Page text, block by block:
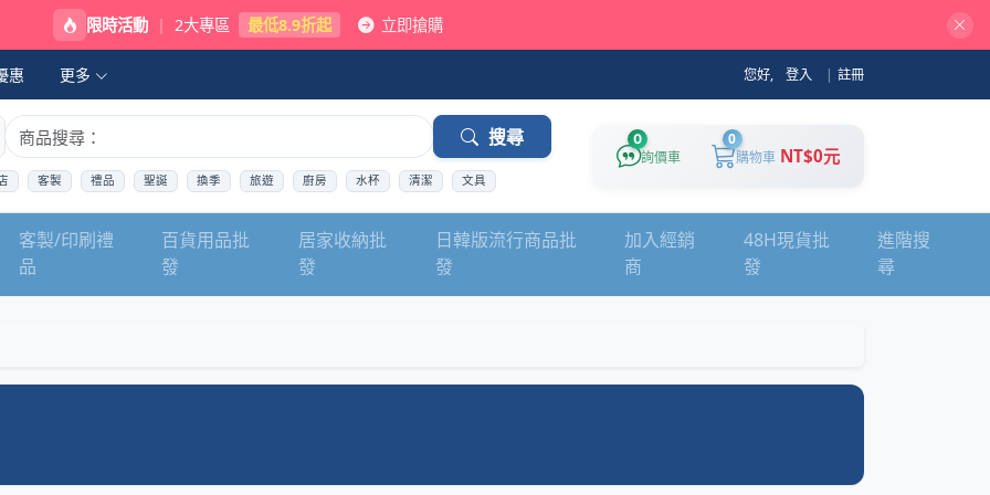
限時活動 | 2大專區 最低8.9折起 立即搶購
惠 更多 您好, 登入 | 註冊
搜尋
客製 禮品 聖誕 換季 旅遊 廚房 水杯 清潔 文具
0
詢價車
0
購物車 NT$0元
客製/印刷禮
品
百貨用品批
發
居家收納批
發
日韓版流行商品批
發
加入經銷
商
48H現貨批
發
進階搜
尋